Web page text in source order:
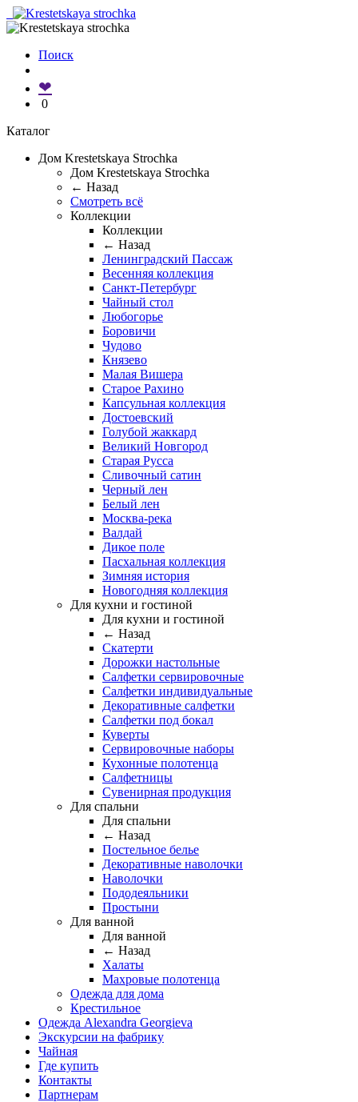
Поиск
❤
0
Каталог
Дом Krestetskaya Strochka
Дом Krestetskaya Strochka
← Назад
Смотреть всё
Коллекции
Коллекции
← Назад
Ленинградский Пассаж
Весенняя коллекция
Санкт-Петербург
Чайный стол
Любогорье
Боровичи
Чудово
Князево
Малая Вишера
Старое Рахино
Капсульная коллекция
Достоевский
Голубой жаккард
Великий Новгород
Старая Русса
Сливочный сатин
Черный лен
Белый лен
Москва-река
Валдай
Дикое поле
Пасхальная коллекция
Зимняя история
Новогодняя коллекция
Для кухни и гостиной
Для кухни и гостиной
← Назад
Скатерти
Дорожки настольные
Салфетки сервировочные
Салфетки индивидуальные
Декоративные салфетки
Салфетки под бокал
Куверты
Сервировочные наборы
Кухонные полотенца
Салфетницы
Сувенирная продукция
Для спальни
Для спальни
← Назад
Постельное белье
Декоративные наволочки
Наволочки
Пододеяльники
Простыни
Для ванной
Для ванной
← Назад
Халаты
Махровые полотенца
Одежда для дома
Крестильное
Одежда Alexandra Georgieva
Экскурсии на фабрику
Чайная
Где купить
Контакты
Партнерам